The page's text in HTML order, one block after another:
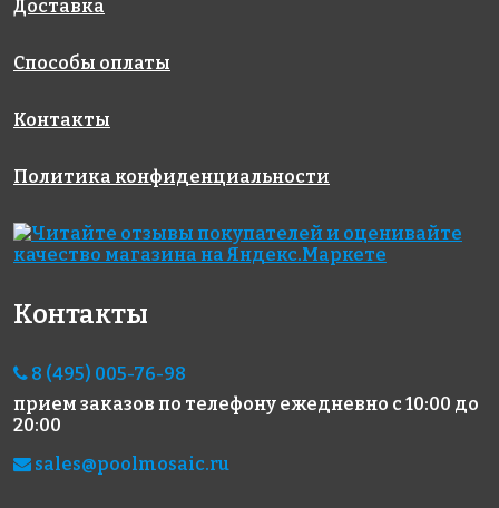
JNJ C-JC 59
327x327
Rose AJ
102(2)
327x327
JNJ C-JC 55
327x327
4925 руб./м²
10884 руб./м²
Доставка
Способы оплаты
Контакты
Политика конфиденциальности
Контакты
8 (495) 005-76-98
прием заказов по телефону ежедневно с 10:00 до
20:00
sales@poolmosaic.ru